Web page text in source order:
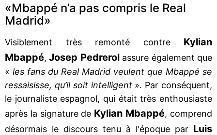
«Mbappé n’a pas compris le Real
Madrid»
Visiblement très remonté contre Kylian
Mbappé,Josep Pedrerolassure également que
« les fans du Real Madrid veulent que Mbappé se
ressaisisse, qu’il soit intelligent». Par conséquent,
le journaliste espagnol, qui était très enthousiaste
après la signature de Kylian Mbappé, comprend
désormais le discours tenu à l'époque par Luis